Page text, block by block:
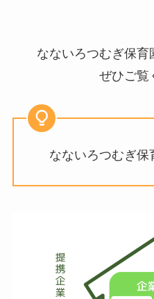
なないろつむぎ保育
ぜひご覧
なないろつむぎ保